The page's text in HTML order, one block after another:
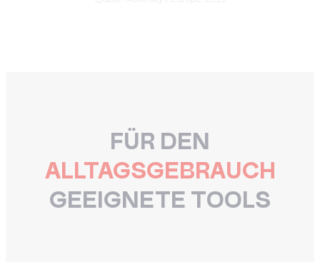
FÜR DEN
ALLTAGSGEBRAUCH
GEEIGNETE TOOLS